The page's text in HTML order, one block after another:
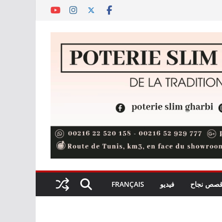
نجاح فيديو FRANÇAIS